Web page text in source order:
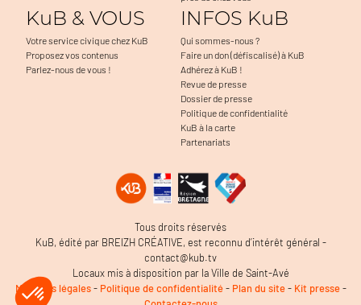
KuB & VOUS
Votre service civique chez KuB
Proposez vos contenus
Parlez-nous de vous !
INFOS KuB
Qui sommes-nous ?
Faire un don (défiscalisé) à KuB
Adhérez à KuB !
Revue de presse
Dossier de presse
Politique de confidentialité
KuB à la carte
Partenariats
Tous droits réservés
KuB, édité par BREIZH CRÉATIVE, est reconnu d’intérêt général -
contact@kub.tv
Locaux mis à disposition par la Ville de Saint-Avé
Mentions légales- Politique de confidentialité- Plan du site- Kit presse-